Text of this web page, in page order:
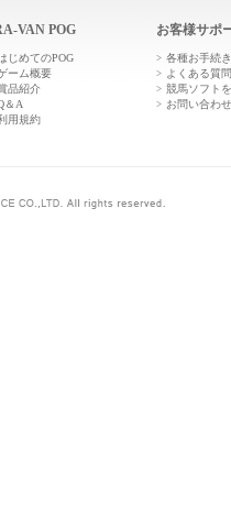
VAN POG
じめてのPOG
ーム概要
品紹介
＆A
用規約
お客様サポ
各種お手続き
よくある質問
競馬ソフト
お問い合わせ